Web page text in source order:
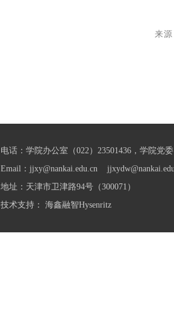
来
电话：学院办公室（022）23501436，学院党
Email：jjxy@nankai.edu.cn
地址：天津市卫津路94号（300071）
技术支持： 海鑫融智Hysenritz